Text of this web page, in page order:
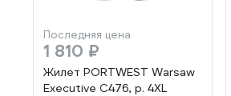
Последняя цена
1 810 ₽
Жилет PORTWEST Warsaw
Executive C476, р. 4XL